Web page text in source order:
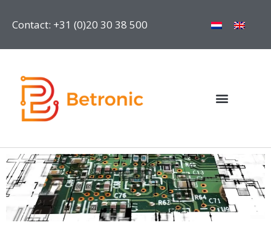
Contact: +31 (0)20 30 38 500